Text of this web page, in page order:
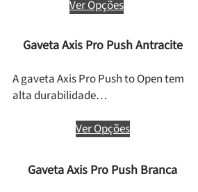
Ver Opções
Gaveta Axis Pro Push Antracite
A gaveta Axis Pro Push to Open tem
alta durabilidade…
Ver Opções
Gaveta Axis Pro Push Branca